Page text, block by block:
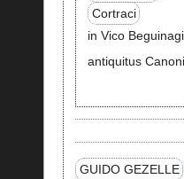
Cortraci
in Vico
antiquitus
GUIDO GEZELLE